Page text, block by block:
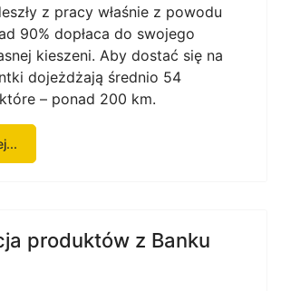
z pracy właśnie z powodu
90% dopłaca do swojego
kieszeni. Aby dostać się na
dojeżdżają średnio 54
– ponad 200 km.
produktów z Banku